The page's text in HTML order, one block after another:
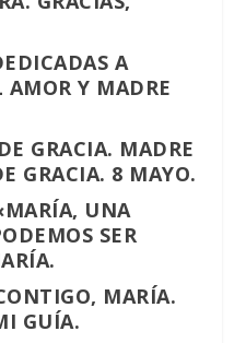
A
Y MADRE
GRACIA. MADRE
GRACIA. 8 MAYO.
UNA
SER
MARÍA.
GUÍA.